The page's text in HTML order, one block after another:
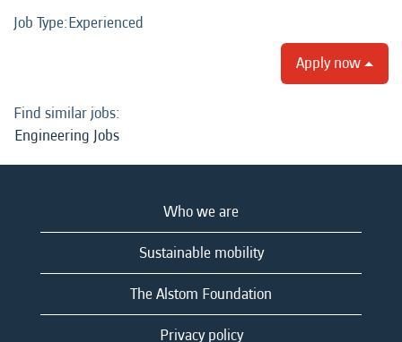
Job Type:​Experienced​
Apply now
Find similar jobs:
Engineering Jobs
Who we are
Sustainable mobility
The Alstom Foundation
Privacy policy